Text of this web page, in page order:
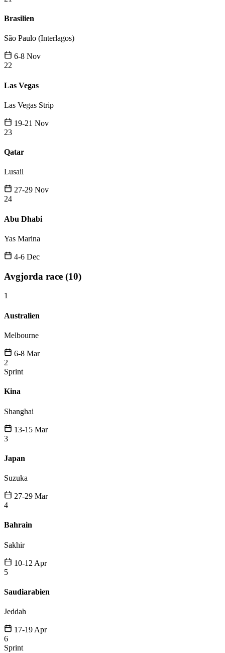
Brasilien
São Paulo (Interlagos)
6-8 Nov
22
Las Vegas
Las Vegas Strip
19-21 Nov
23
Qatar
Lusail
27-29 Nov
24
Abu Dhabi
Yas Marina
4-6 Dec
Avgjorda race (10)
1
Australien
Melbourne
6-8 Mar
2
Sprint
Kina
Shanghai
13-15 Mar
3
Japan
Suzuka
27-29 Mar
4
Bahrain
Sakhir
10-12 Apr
5
Saudiarabien
Jeddah
17-19 Apr
6
Sprint